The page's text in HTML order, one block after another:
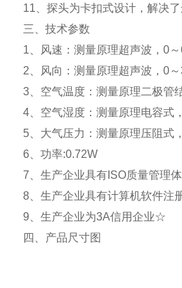
11、探头为卡扣式设计，解决了
三、技术参数
1、风速：测量原理超声波，0～
2、风向：测量原理超声波，0～
3、空气温度：测量原理二极管
4、空气湿度：测量原理电容式，
5、大气压力：测量原理压阻式，
6、功率:0.72W
7、生产企业具有ISO质量管理体
8、生产企业具有计算机软件注
9、生产企业为3A信用企业☆
四、产品尺寸图